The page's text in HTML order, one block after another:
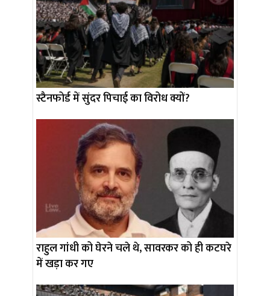
स्टैनफोर्ड में सुंदर पिचाई का विरोध क्यों?
राहुल गांधी को घेरने चले थे, सावरकर को ही कटघरे
में खड़ा कर गए